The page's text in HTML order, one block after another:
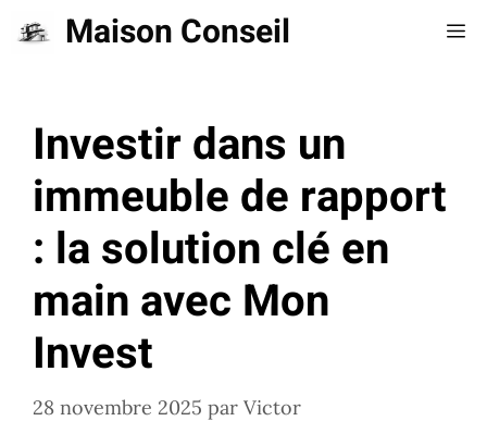
Aller
Maison Conseil
Investir dans un
immeuble de rapport
: la solution clé en
main avec Mon
Invest
28 novembre 2025 par Victor